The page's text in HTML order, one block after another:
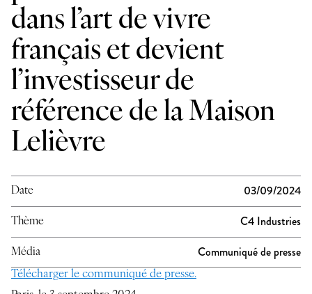
dans l’art de vivre
français et devient
l’investisseur de
référence de la Maison
Lelièvre
Date 03/09/2024
Thème C4 Industries
Média Communiqué de presse
Télécharger le communiqué de presse.